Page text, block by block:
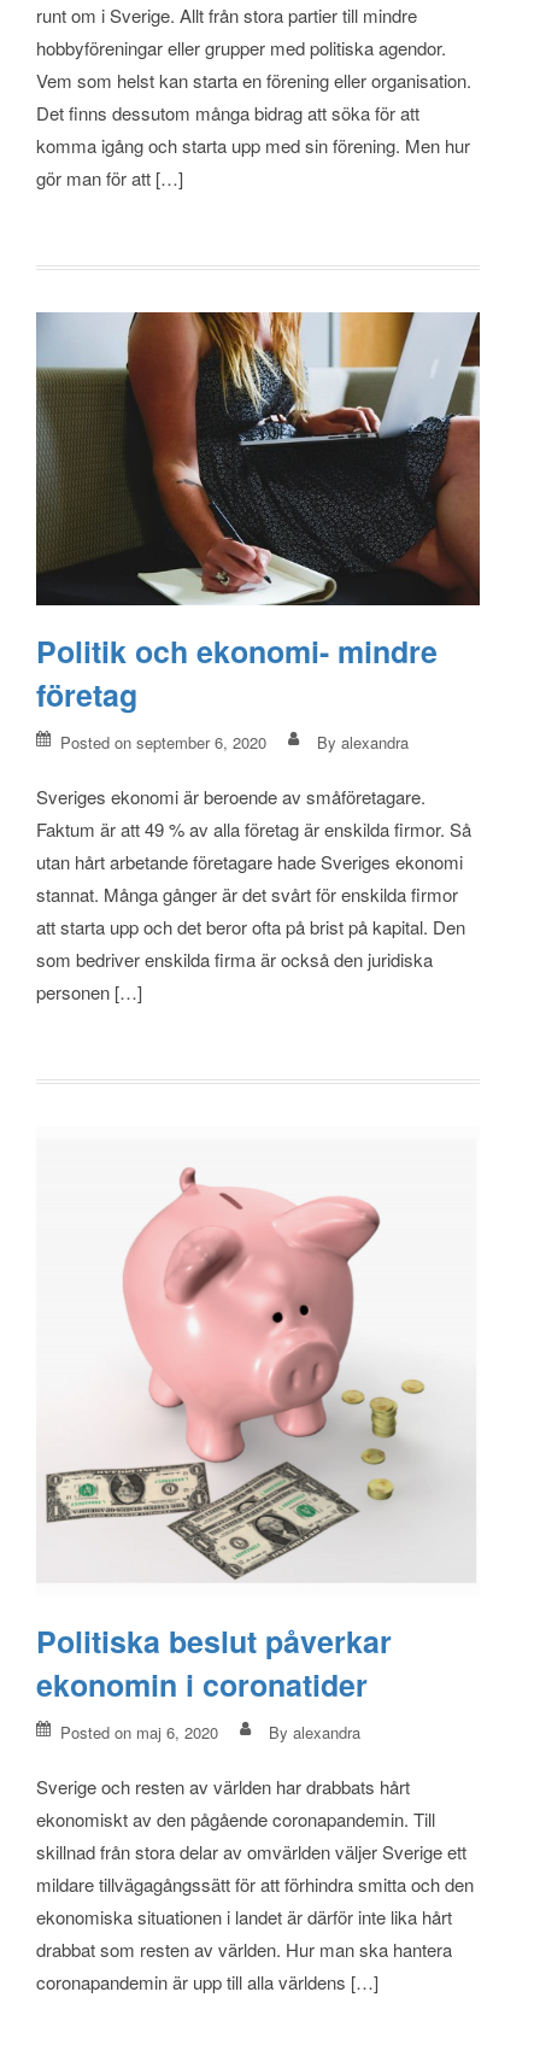
runt om i Sverige. Allt från stora partier till mindre
hobbyföreningar eller grupper med politiska agendor.
Vem som helst kan starta en förening eller organisation.
Det finns dessutom många bidrag att söka för att
komma igång och starta upp med sin förening. Men hur
gör man för att […]
Politik och ekonomi- mindre
företag
Posted on september 6, 2020 By alexandra
Sveriges ekonomi är beroende av småföretagare.
Faktum är att 49 % av alla företag är enskilda firmor. Så
utan hårt arbetande företagare hade Sveriges ekonomi
stannat. Många gånger är det svårt för enskilda firmor
att starta upp och det beror ofta på brist på kapital. Den
som bedriver enskilda firma är också den juridiska
personen […]
Politiska beslut påverkar
ekonomin i coronatider
Posted on maj 6, 2020 By alexandra
Sverige och resten av världen har drabbats hårt
ekonomiskt av den pågående coronapandemin. Till
skillnad från stora delar av omvärlden väljer Sverige ett
mildare tillvägagångssätt för att förhindra smitta och den
ekonomiska situationen i landet är därför inte lika hårt
drabbat som resten av världen. Hur man ska hantera
coronapandemin är upp till alla världens […]